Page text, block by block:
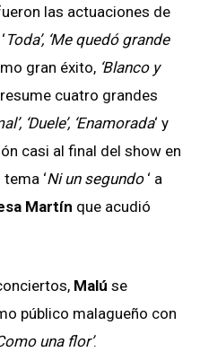
las actuaciones de
Toda’, ‘Me quedó grande
gran éxito, ‘Blanco y
cuatro grandes
‘Duele’, ‘Enamorada‘ y
casi al final del show en
‘Ni un segundo‘ a
Martín que acudió
Malú se
público malagueño con
una flor’.